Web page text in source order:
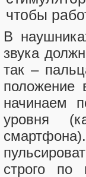
В
звука
так –
положение
начинаем
уровня
строго по